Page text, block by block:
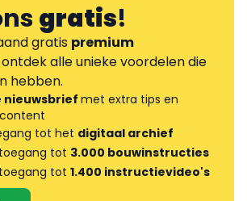
gratis!
gratis premium
alle unieke voordelen die
hebben.
nieuwsbriefmet extra tips en
tot het digitaal archief
tot 3.000 bouwinstructies
tot 1.400 instructievideo's